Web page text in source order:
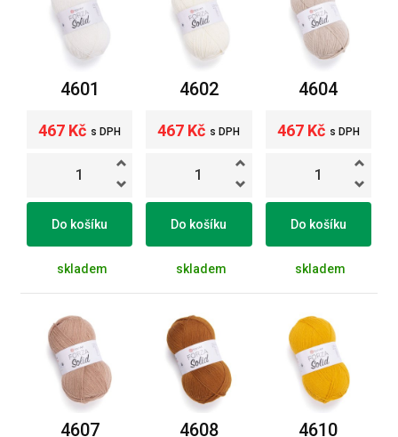
4601
467 Kč s DPH
Do košíku
skladem
4602
467 Kč s DPH
Do košíku
skladem
4604
467 Kč s DPH
Do košíku
skladem
4607 4608 4610